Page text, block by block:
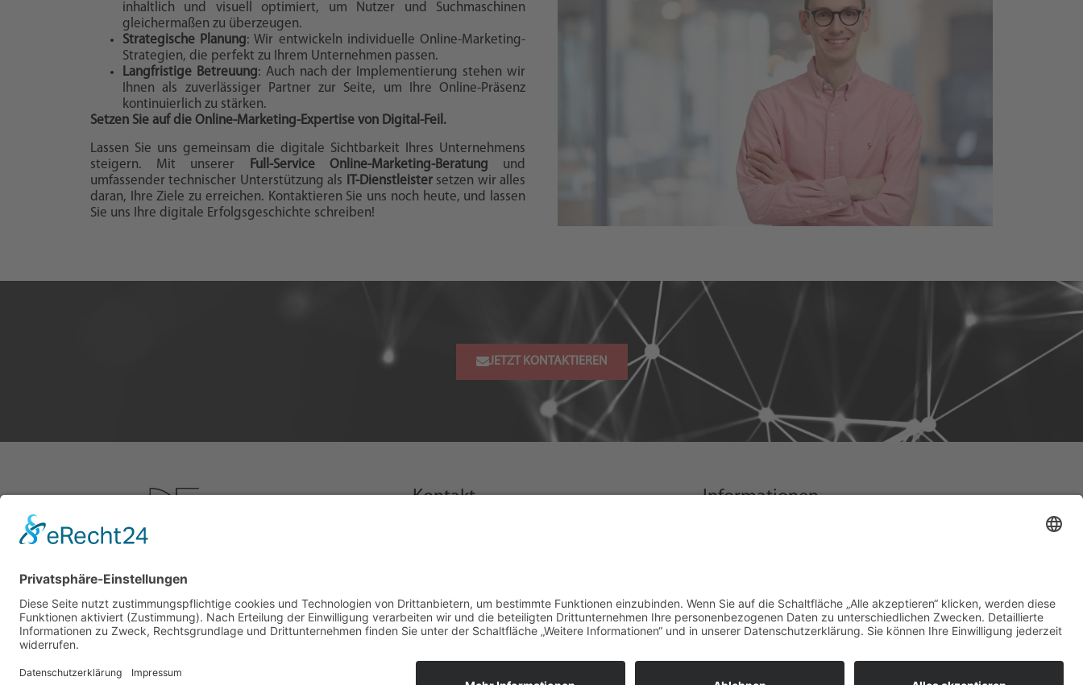
inhaltlich und visuell optimiert, um Nutzer und Suchmaschinen
gleichermaßen zu überzeugen.
Strategische Planung: Wir entwickeln individuelle Online-Marketing-
Strategien, die perfekt zu Ihrem Unternehmen passen.
Langfristige Betreuung: Auch nach der Implementierung stehen wir
Ihnen als zuverlässiger Partner zur Seite, um Ihre Online-Präsenz
kontinuierlich zu stärken.
Setzen Sie auf die Online-Marketing-Expertise von Digital-Feil.
Lassen Sie uns gemeinsam die digitale Sichtbarkeit Ihres Unternehmens
steigern. Mit unserer
Full-Service Online-Marketing-Beratung und
umfassender technischer Unterstützung als
IT-Dienstleistersetzen wir alles
daran, Ihre Ziele zu erreichen. Kontaktieren Sie uns noch heute, und lassen
Sie uns Ihre digitale Erfolgsgeschichte schreiben!
JETZT KONTAKTIEREN
Transparente IT-Beratung & zuverlässiger IT-
Service-Dienstleister.
Analyse - Planung - Implementierung -
Betrieb.
Dienstleister und Full-Service-Webagentur,
Kontakt Informationen